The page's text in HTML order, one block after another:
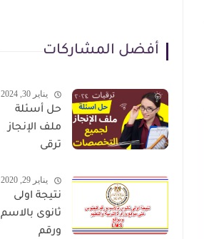
أفضل المشاركات
يناير 30, 2024
حل أسئلة
ملف الإنجاز
ترقى
2024 صالح
لجميع
التخصصات
يناير 29, 2020
نتيجة اولى
ثانوى بالاسم
ورقم